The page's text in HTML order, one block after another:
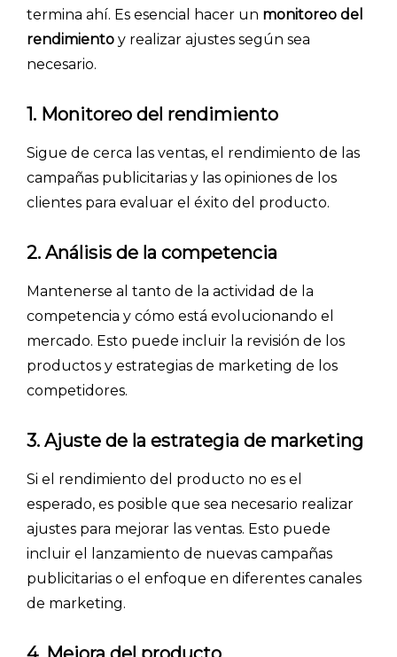
termina ahí. Es esencial hacer un monitoreo del
rendimiento y realizar ajustes según sea
necesario.
1. Monitoreo del rendimiento
Sigue de cerca las ventas, el rendimiento de las
campañas publicitarias y las opiniones de los
clientes para evaluar el éxito del producto.
2. Análisis de la competencia
Mantenerse al tanto de la actividad de la
competencia y cómo está evolucionando el
mercado. Esto puede incluir la revisión de los
productos y estrategias de marketing de los
competidores.
3. Ajuste de la estrategia de marketing
Si el rendimiento del producto no es el
esperado, es posible que sea necesario realizar
ajustes para mejorar las ventas. Esto puede
incluir el lanzamiento de nuevas campañas
publicitarias o el enfoque en diferentes canales
de marketing.